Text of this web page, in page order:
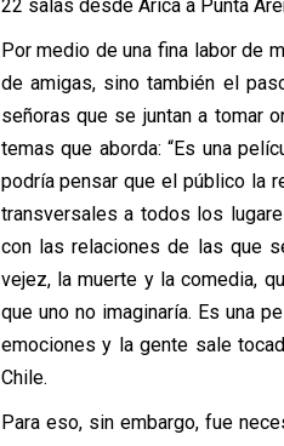
22 salas desde Arica a Punta
Por medio de una fina labor de
de amigas, sino también el
señoras que se juntan a tomar
temas que aborda: “Es una
podría pensar que el público la
transversales a todos los
con las relaciones de las que
vejez, la muerte y la comedia,
que uno no imaginaría. Es una
emociones y la gente sale
Chile.
Para eso, sin embargo, fue